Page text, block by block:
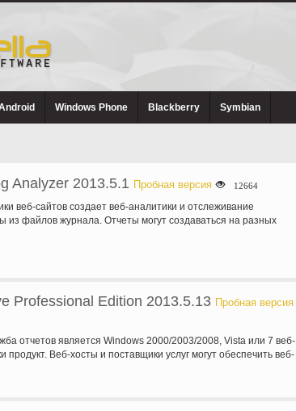
Windows Phone Blackberry Symbian
Analyzer 2013.5.1 Пробная версия 12664
веб-сайтов создает веб-аналитики и отслеживание
из файлов журнала. Отчеты могут создаваться на разных
Professional Edition 2013.5.13 Пробная версия
отчетов является Windows 2000/2003/2008, Vista или 7 веб-
продукт. Веб-хосты и поставщики услуг могут обеспечить веб-